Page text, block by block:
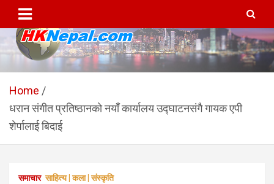
content
HKNepal.com – हङकङबाट
सञ्चालित पहिलो नेपाली अनलाईन
पत्रिका
hknepal, hknepal.com, hk nepal, hk nepal com
Home
धरान संगीत प्रतिष्ठानको नयाँ कार्यालय उद्घाटनसंगै गायक एपी
शेर्पालाई बिदाई
समाचार साहित्य | कला | संस्कृति